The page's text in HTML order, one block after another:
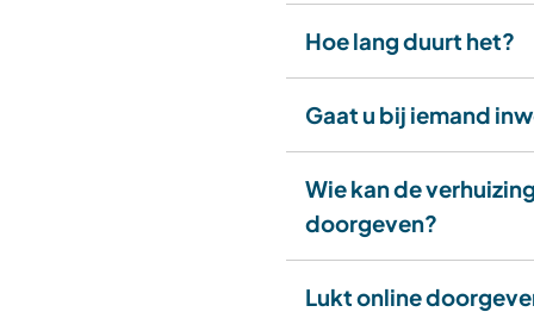
Hoe lang duurt het?
Gaat u bij iemand
Wie kan de
doorgeven?
Lukt online